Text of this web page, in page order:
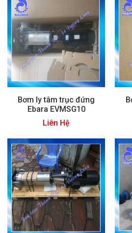
Bơm ly tâm trục đứng
Ebara EVMSG10
Liên Hệ